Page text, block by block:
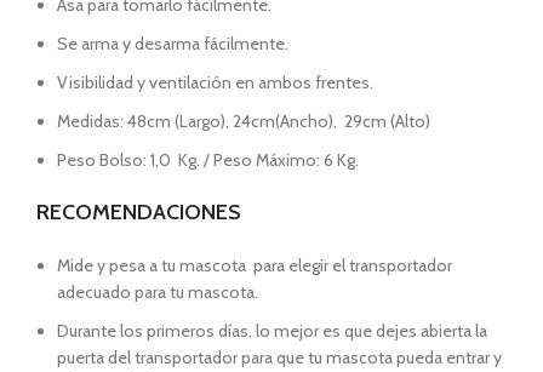
Asa para tomarlo fácilmente.
Se arma y desarma fácilmente.
Visibilidad y ventilación en ambos frentes.
Medidas: 48cm (Largo), 24cm(Ancho), 29cm (Alto)
Peso Bolso: 1,0 Kg. / Peso Máximo: 6 Kg.
RECOMENDACIONES
Mide y pesa a tu mascota para elegir el transportador
adecuado para tu mascota.
Durante los primeros días, lo mejor es que dejes abierta la
puerta del transportador para que tu mascota pueda entrar y